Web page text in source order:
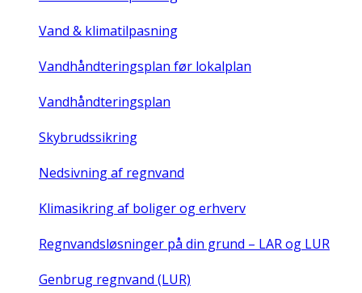
Vand & klimatilpasning
Vandhåndteringsplan før lokalplan
Vandhåndteringsplan
Skybrudssikring
Nedsivning af regnvand
Klimasikring af boliger og erhverv
Regnvandsløsninger på din grund – LAR og LUR
Genbrug regnvand (LUR)